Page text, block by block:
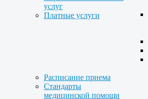
услуг
Платные услуги
Расписание приема
Стандарты
медицинской помощи